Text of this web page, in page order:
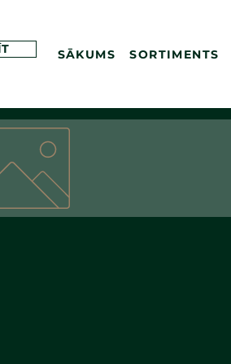
SĀKUMS SORTIMENTS